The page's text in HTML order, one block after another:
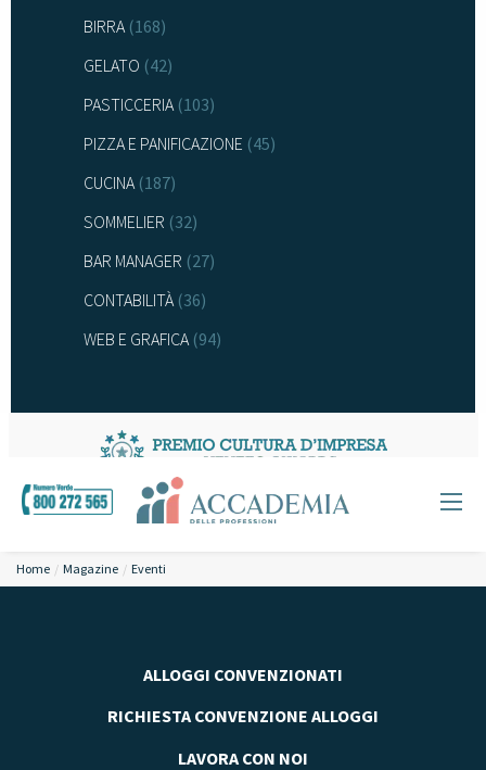
Home Magazine Eventi
BIRRA(168)
GELATO (42)
PASTICCERIA(103)
PIZZA E PANIFICAZIONE (45)
CUCINA(187)
SOMMELIER (32)
BAR MANAGER (27)
CONTABILITÀ(36)
WEB E GRAFICA(94)
ALLOGGI CONVENZIONATI
RICHIESTA CONVENZIONE ALLOGGI
LAVORA CON NOI